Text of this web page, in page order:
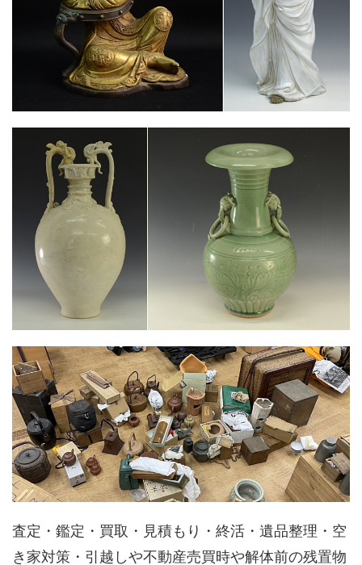
査定・鑑定・買取・見積もり・終活・遺品整理・空
き家対策・引越しや不動産売買時や解体前の残置物